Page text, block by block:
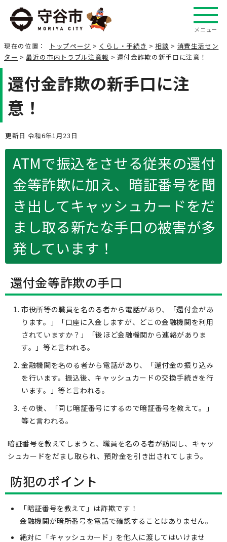
メニュー
現在の位置： トップページ > くらし・手続き >相談 > 消費生活セン
ター >最近の市内トラブル注意報 > 還付金詐欺の新手口に注意！
還付金詐欺の新手口に注
意！
更新日 令和6年1月23日
ATMで振込をさせる従来の還付
金等詐欺に加え、暗証番号を聞
き出してキャッシュカードをだ
まし取る新たな手口の被害が多
発しています！
還付金等詐欺の手口
市役所等の職員を名のる者から電話があり、「還付金があ
ります。」「口座に入金しますが、どこの金融機関を利用
されていますか？」「後ほど金融機関から連絡がありま
す。」等と言われる。
金融機関を名のる者から電話があり、「還付金の振り込み
を行います。振込後、キャッシュカードの交換手続きを行
います。」等と言われる。
その後、「同じ暗証番号にするので暗証番号を教えて。」
等と言われる。
暗証番号を教えてしまうと、職員を名のる者が訪問し、キャッ
シュカードをだまし取られ、預貯金を引き出されてしまう。
防犯のポイント
「暗証番号を教えて」は詐欺です！
金融機関が暗所番号を電話で確認することはありません。
絶対に「キャッシュカード」を他人に渡してはいけませ